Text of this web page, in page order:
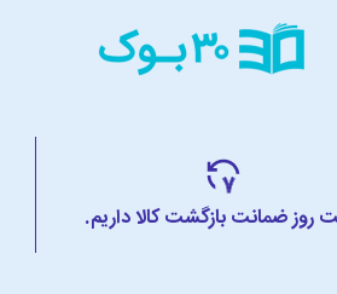
روز ضمانت بازگشت کالا داریم.